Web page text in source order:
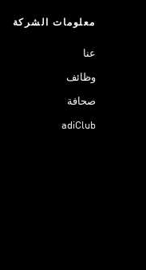
معلومات الشركة
عنا
وظائف
صحافة
adiClub